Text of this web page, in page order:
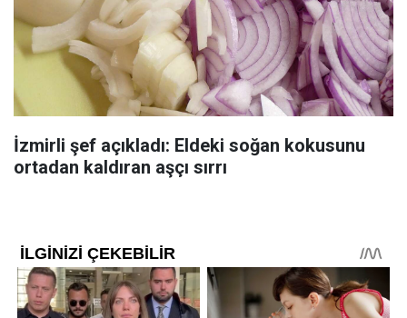
İzmirli şef açıkladı: Eldeki soğan kokusunu
ortadan kaldıran aşçı sırrı